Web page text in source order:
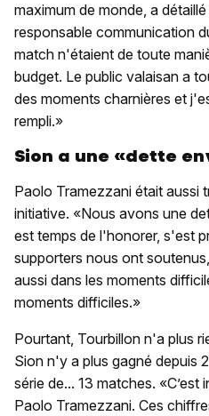
maximum de monde, a
responsable communication
match n'étaient de toute
budget. Le public valaisan a
des moments charnières et
rempli.»
Sion a une «dette
Paolo Tramezzani était aussi
initiative. «Nous avons une
est temps de l'honorer, s'est
supporters nous ont
aussi dans les moments
moments difficiles.»
Pourtant, Tourbillon n'a plus
Sion n'y a plus gagné depuis
série de... 13 matches.
Paolo Tramezzani. Ces